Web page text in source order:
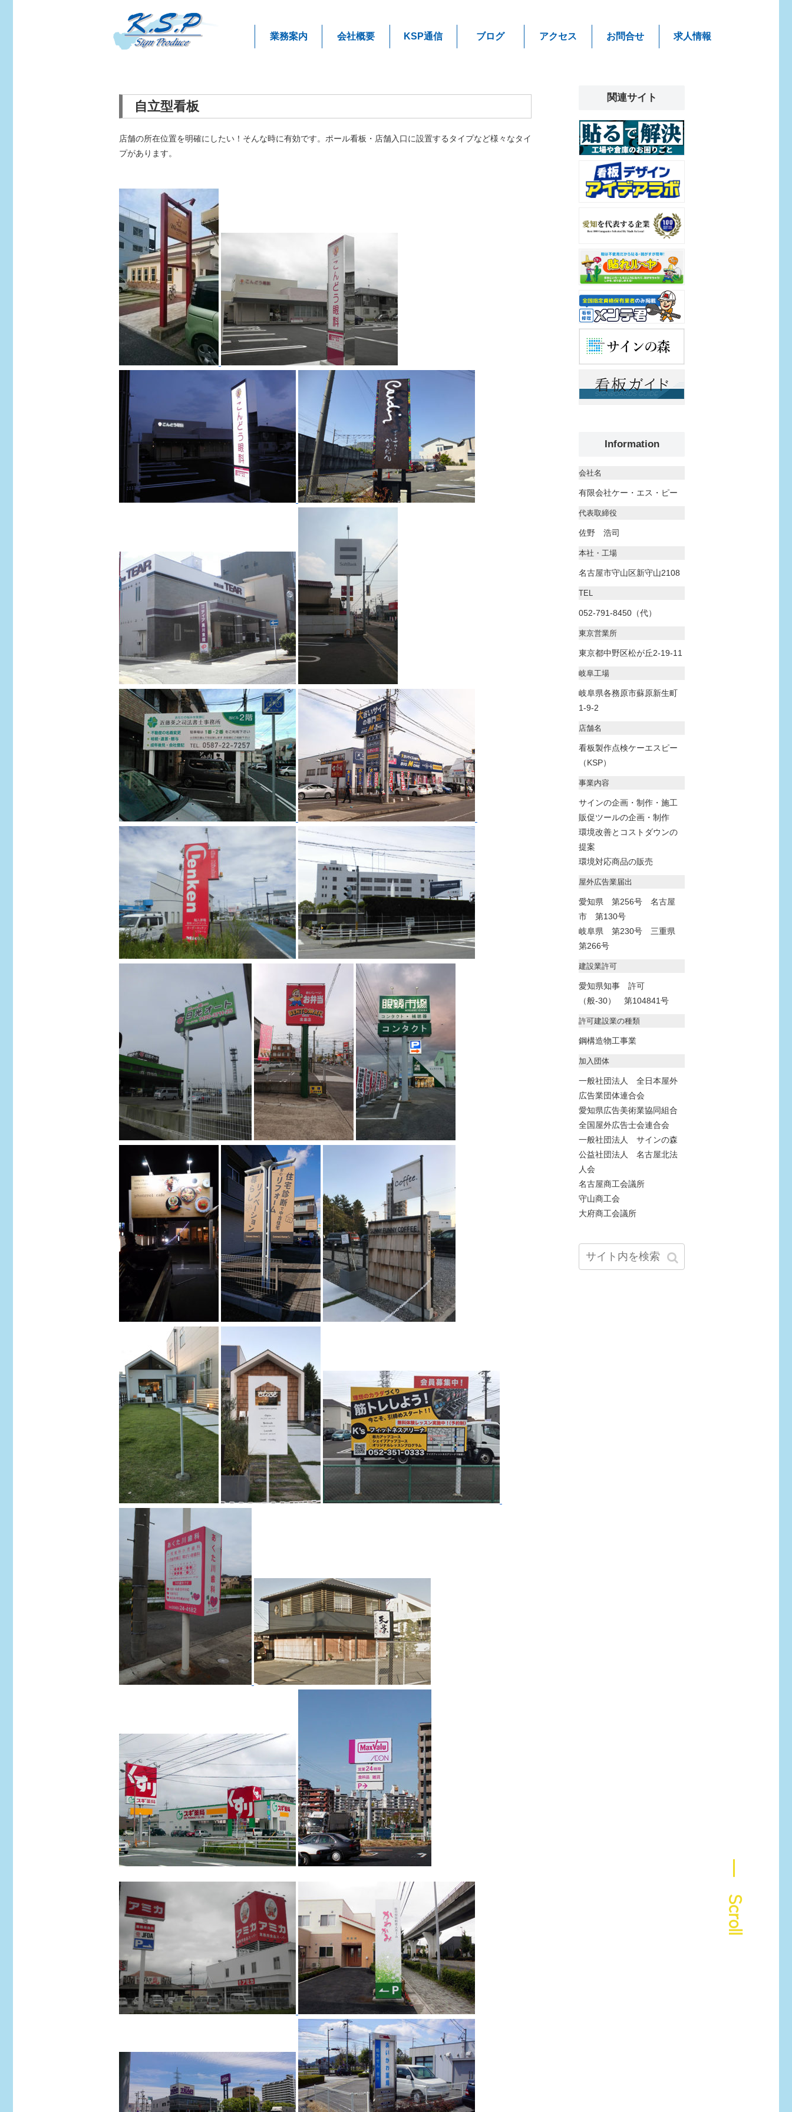
業務案内 会社概要 KSP通信 ブログ アクセス お問合せ 求人情報
― Scroll
自立型看板
店舗の所在位置を明確にしたい！そんな時に有効です。ポール看板・店舗入口に設置するタイプなど様々なタイ
プがあります。
関連サイト
Information
会社名
有限会社ケー・エス・ピー
代表取締役
佐野 浩司
本社・工場
名古屋市守山区新守山2108
TEL
052-791-8450（代）
東京営業所
東京都中野区松が丘2-19-11
岐阜工場
岐阜県各務原市蘇原新生町
1-9-2
店舗名
看板製作点検ケーエスピー
（KSP）
事業内容
サインの企画・制作・施工
販促ツールの企画・制作
環境改善とコストダウンの
提案
環境対応商品の販売
屋外広告業届出
愛知県 第256号 名古屋
市 第130号
岐阜県 第230号 三重県
第266号
建設業許可
愛知県知事 許可
（般-30） 第104841号
許可建設業の種類
鋼構造物工事業
加入団体
一般社団法人 全日本屋外
広告業団体連合会
愛知県広告美術業協同組合
全国屋外広告士会連合会
一般社団法人 サインの森
公益社団法人 名古屋北法
人会
名古屋商工会議所
守山商工会
大府商工会議所